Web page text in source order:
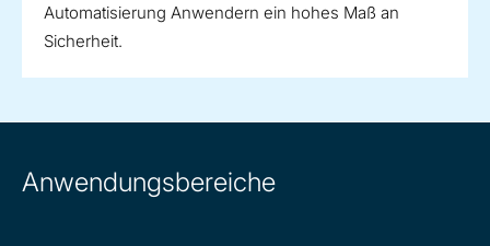
Automatisierung Anwendern ein hohes Maß an
Sicherheit.
Anwendungsbereiche